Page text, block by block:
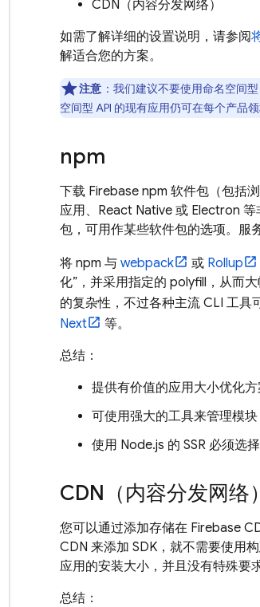
CDN（内容分发网络）
如需了解详细的设置说明，请参阅
解适合您的方案。
注意 ：我们建议不要使用命名空间
空间型 API 的现有应用仍可在每个产品
npm
下载 Firebase npm 软件包（包括
应用、React Native 或 Electron
包，可用作某些软件包的选项。服
将 npm 与 webpack 或 Rollup
化”，并采用指定的 polyfill，从而
的复杂性，不过各种主流 CLI 工具
Next
等。
总结：
提供有价值的应用大小优化方
可使用强大的工具来管理模块
使用 Node.js 的 SSR 必须选
CDN（内容分发网络）
您可以通过添加存储在 Firebase
CDN 来添加 SDK，就不需要使用
应用的安装大小，并且没有特殊要
总结：